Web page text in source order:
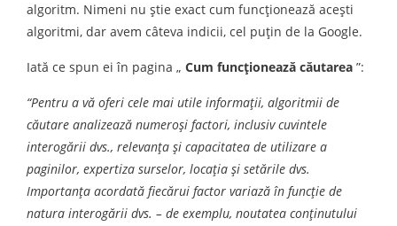
algoritm. Nimeni nu știe exact cum funcționează acești
algoritmi, dar avem câteva indicii, cel puțin de la Google.
Iată ce spun ei în pagina „ Cum funcționează căutarea ”:
“Pentru a vă oferi cele mai utile informații, algoritmii de
căutare analizează numeroși factori, inclusiv cuvintele
interogării dvs., relevanța și capacitatea de utilizare a
paginilor, expertiza surselor, locația și setările dvs.
Importanţa acordată fiecărui factor variază în funcție de
natura interogării dvs. – de exemplu, noutatea conținutului